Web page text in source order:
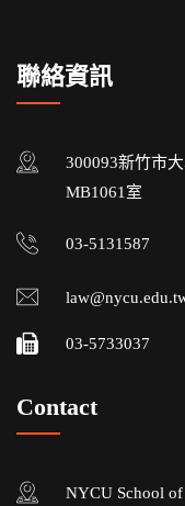
聯絡資訊
300093新竹市
MB1061室
03-5131587
03-5733037
Contact
NYCU School